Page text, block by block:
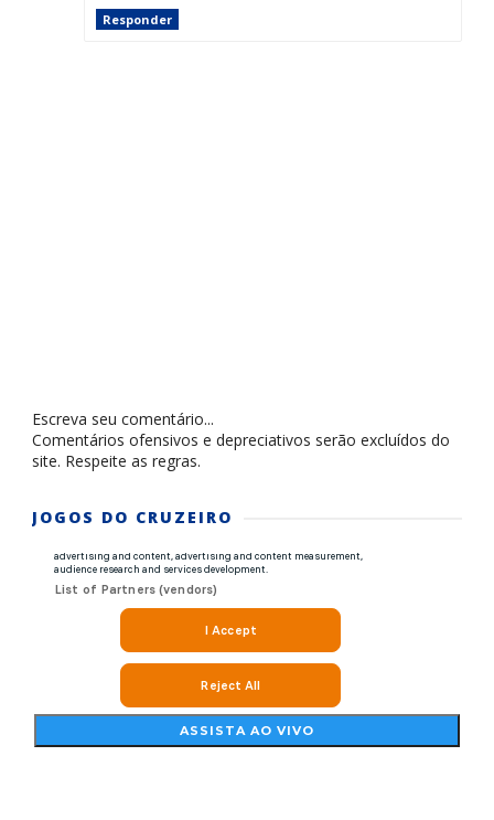
Responder
Escreva seu comentário...
Comentários ofensivos e depreciativos serão excluídos do
site. Respeite as regras.
JOGOS DO CRUZEIRO